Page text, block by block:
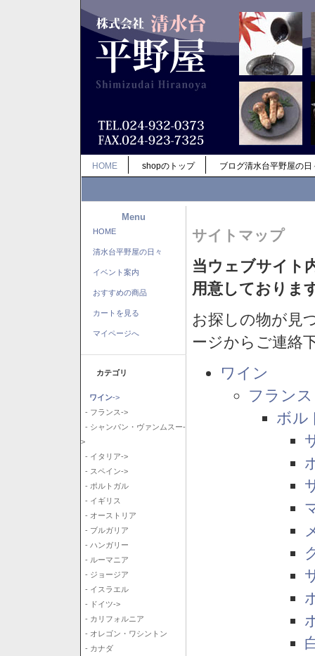
HOME shopのトップ ブログ清水台平野屋の日
Menu
HOME
清水台平野屋の日々
イベント案内
おすすめの商品
カートを見る
マイページへ
カテゴリ
ワイン->
- フランス->
- シャンパン・ヴァンムスー-
>
- イタリア->
- スペイン->
- ポルトガル
- イギリス
- オーストリア
- ブルガリア
- ハンガリー
- ルーマニア
- ジョージア
- イスラエル
- ドイツ->
- カリフォルニア
- オレゴン・ワシントン
- カナダ
サイトマップ
当ウェブサイト
用意しておりま
お探しの物が見
ージからご連絡
ワイン
フランス
ボル